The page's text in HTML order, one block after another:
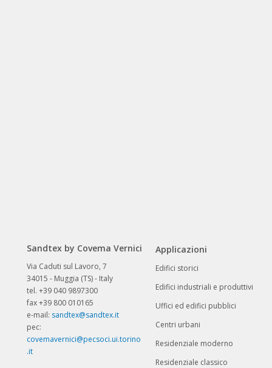
Sandtex by Covema Vernici
Via Caduti sul Lavoro, 7
34015 - Muggia (TS) - Italy
tel. +39 040 9897300
fax +39 800 010165
e-mail: sandtex@sandtex.it
pec:
covemavernici@pecsoci.ui.torino
.it
Applicazioni
Edifici storici
Edifici industriali e produttivi
Uffici ed edifici pubblici
Centri urbani
Residenziale moderno
Residenziale classico